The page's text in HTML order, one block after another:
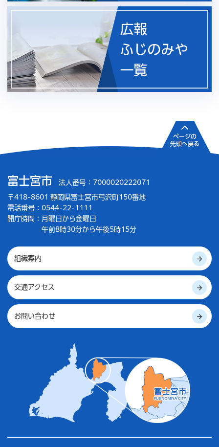
富士宮市 法人番号：7000020222071
〒418-8601 静岡県富士宮市弓沢町150番地
電話番号：0544-22-1111
開庁時間： 月曜日から金曜日
午前8時30分から午後5時15分
組織案内
交通アクセス
お問い合わせ
ページの
先頭へ戻る